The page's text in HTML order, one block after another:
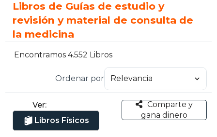
Libros de Guías de estudio y
revisión y material de consulta de
la medicina
Encontramos 4.552 Libros
Ordenar por
Ver:
Libros Físicos
Comparte y
gana dinero